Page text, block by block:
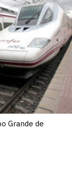
Grande de